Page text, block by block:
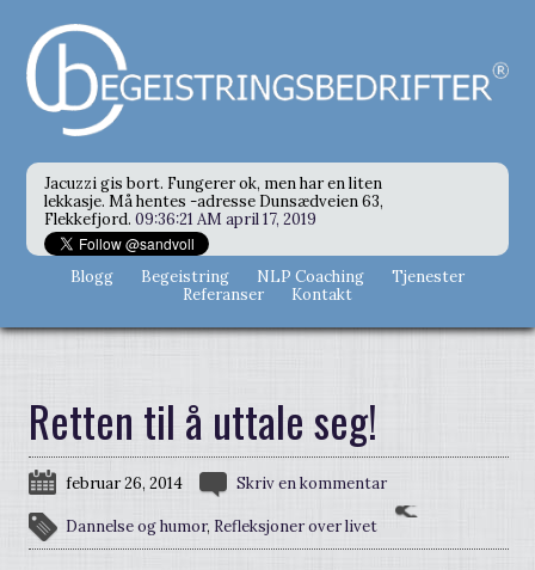
Jacuzzi gis bort. Fungerer ok, men har en liten
lekkasje. Må hentes -adresse Dunsædveien 63,
Flekkefjord. 09:36:21 AM april 17, 2019
Blogg Begeistring NLP Coaching
Tjenester
Referanser
Kontakt
Retten til å uttale seg!
februar 26, 2014 Skriv en kommentar
Dannelse og humor, Refleksjoner over livet